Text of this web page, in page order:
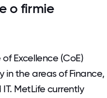
o firmie
Excellence (CoE)
in the areas of Finance,
MetLife currently